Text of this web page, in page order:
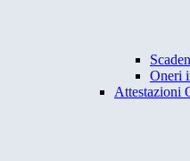
Oneri
Attestazioni